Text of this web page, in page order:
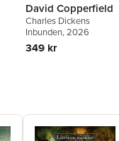
David Copperfield
Charles Dickens
Inbunden, 2026
349 kr